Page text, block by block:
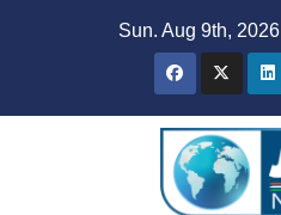
Sun. Aug 9th, 2026